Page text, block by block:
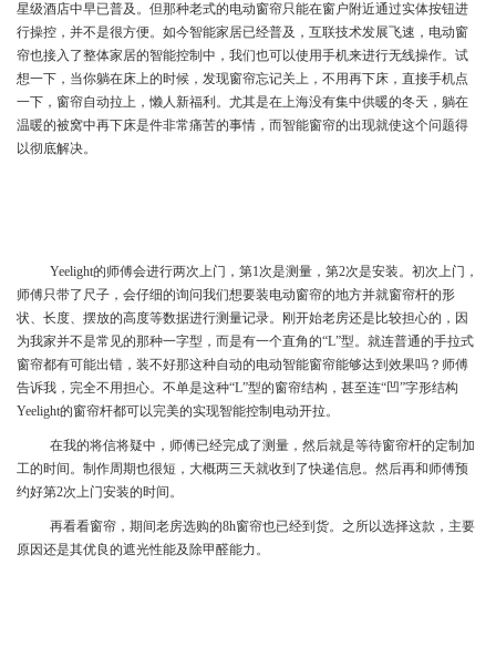
星级酒店中早已普及。但那种老式的电动窗帘只能在窗户附近通过实体按钮进
行操控，并不是很方便。如今智能家居已经普及，互联技术发展飞速，电动窗
帘也接入了整体家居的智能控制中，我们也可以使用手机来进行无线操作。试
想一下，当你躺在床上的时候，发现窗帘忘记关上，不用再下床，直接手机点
一下，窗帘自动拉上，懒人新福利。尤其是在上海没有集中供暖的冬天，躺在
温暖的被窝中再下床是件非常痛苦的事情，而智能窗帘的出现就使这个问题得
以彻底解决。
Yeelight的师傅会进行两次上门，第1次是测量，第2次是安装。初次上门，
师傅只带了尺子，会仔细的询问我们想要装电动窗帘的地方并就窗帘杆的形
状、长度、摆放的高度等数据进行测量记录。刚开始老房还是比较担心的，因
为我家并不是常见的那种一字型，而是有一个直角的“L”型。就连普通的手拉式
窗帘都有可能出错，装不好那这种自动的电动智能窗帘能够达到效果吗？师傅
告诉我，完全不用担心。不单是这种“L”型的窗帘结构，甚至连“凹”字形结构
Yeelight的窗帘杆都可以完美的实现智能控制电动开拉。
在我的将信将疑中，师傅已经完成了测量，然后就是等待窗帘杆的定制加
工的时间。制作周期也很短，大概两三天就收到了快递信息。然后再和师傅预
约好第2次上门安装的时间。
再看看窗帘，期间老房选购的8h窗帘也已经到货。之所以选择这款，主要
原因还是其优良的遮光性能及除甲醛能力。